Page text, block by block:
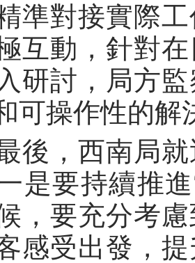
準對接實際
互動，針對
研討，局方
可操作性的解
後，西南局
是要持續推
，要充分考
感受出發，